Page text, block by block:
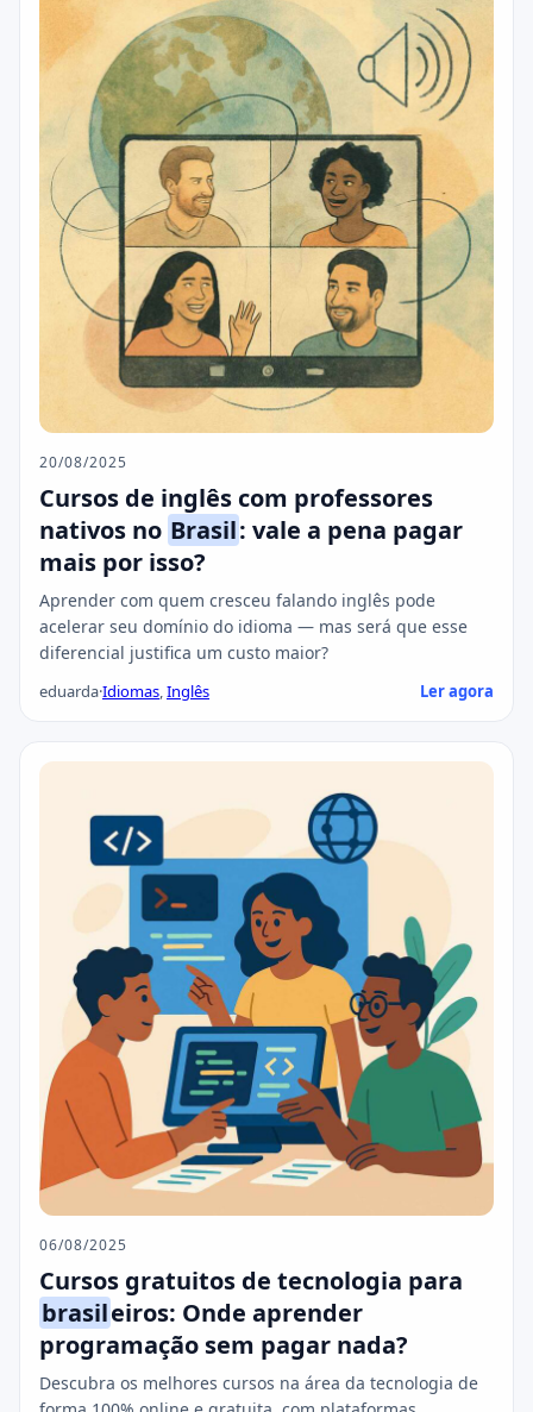
20/08/2025
Cursos de inglês com professores
nativos no Brasil: vale a pena pagar
mais por isso?
Aprender com quem cresceu falando inglês pode
acelerar seu domínio do idioma — mas será que esse
diferencial justifica um custo maior?
eduarda·Idiomas,Inglês Ler agora
06/08/2025
Cursos gratuitos de tecnologia para
brasileiros: Onde aprender
programação sem pagar nada?
Descubra os melhores cursos na área da tecnologia de